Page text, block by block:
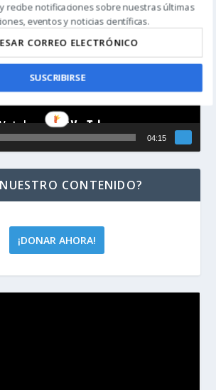
04:15
CONTENIDO?
¡DONAR AHORA!
recibe notificaciones sobre nuestras últimas
eventos y noticias científicas.
SUSCRIBIRSE